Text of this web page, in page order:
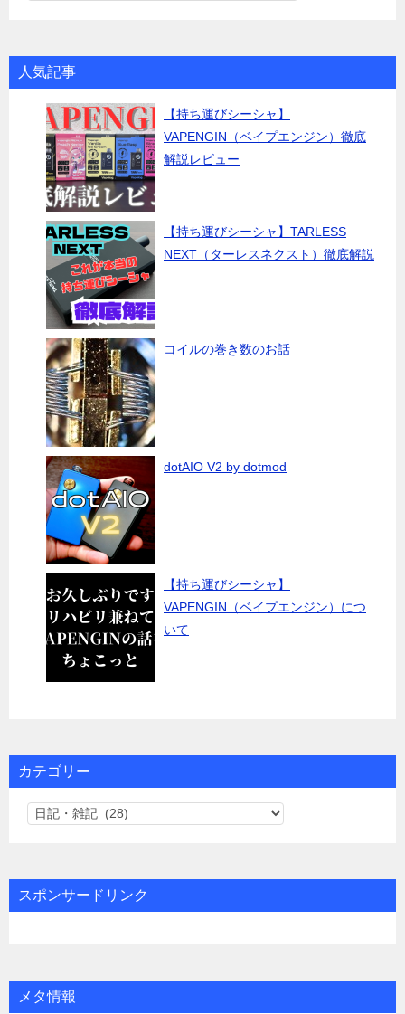
人気記事
【持ち運びシーシャ】
VAPENGIN（ベイプエンジン）徹底
解説レビュー
【持ち運びシーシャ】TARLESS
NEXT（ターレスネクスト）徹底解説
コイルの巻き数のお話
dotAIO V2 by dotmod
【持ち運びシーシャ】
VAPENGIN（ベイプエンジン）につ
いて
カテゴリー
カ
リ
ー
スポンサードリンク
メタ情報